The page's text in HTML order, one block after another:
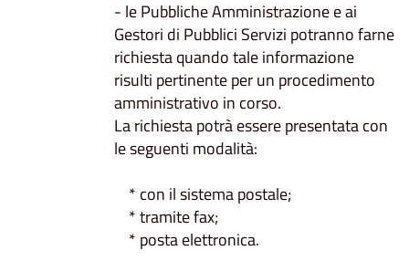
- le Pubbliche Amministrazione e ai
Gestori di Pubblici Servizi potranno farne
richiesta quando tale informazione
risulti pertinente per un procedimento
amministrativo in corso.
La richiesta potrà essere presentata con
le seguenti modalità:
* con il sistema postale;
* tramite fax;
* posta elettronica.